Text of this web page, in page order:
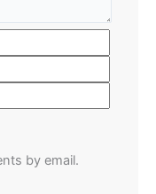
by email.